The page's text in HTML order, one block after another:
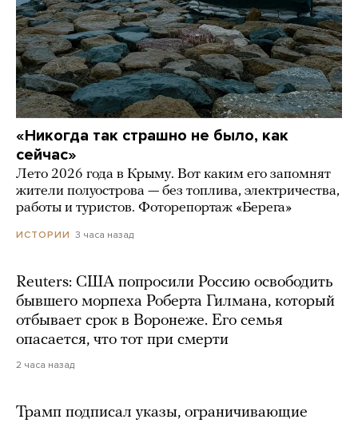
«Никогда так страшно не было, как
сейчас»
Лето 2026 года в Крыму. Вот каким его запомнят
жители полуострова — без топлива, электричества,
работы и туристов. Фоторепортаж «Берега»
ИСТОРИИ 3 часа назад
Reuters: США попросили Россию освободить
бывшего морпеха Роберта Гилмана, который
отбывает срок в Воронеже. Его семья
опасается, что тот при смерти
2 часа назад
Трамп подписал указы, ограничивающие